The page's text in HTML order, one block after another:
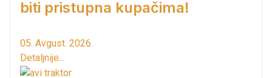
biti pristupna kupačima!
05. Avgust. 2026.
Detaljnije...